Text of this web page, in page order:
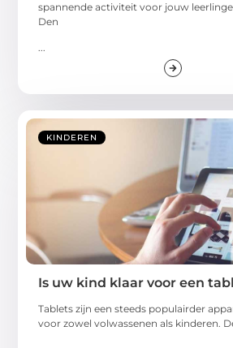
spannende activiteit voor jouw
Den
...
KINDEREN
Is uw kind klaar voor een
Tablets zijn een steeds populairder
voor zowel volwassenen als kinderen.